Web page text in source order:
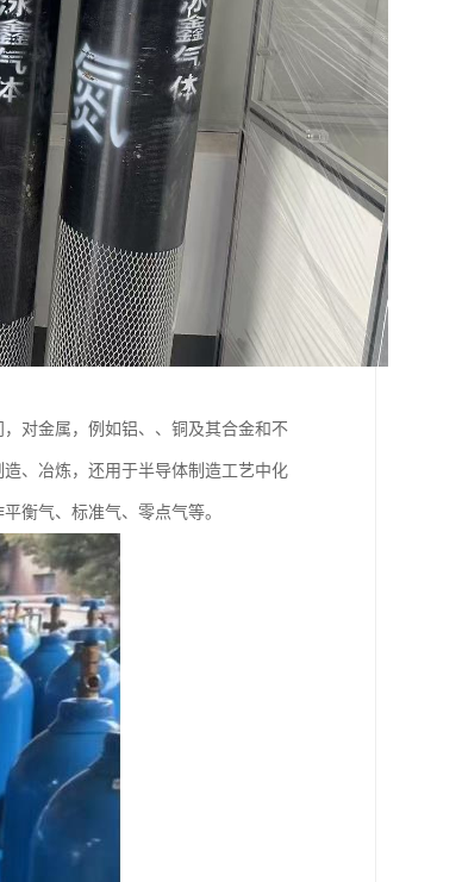
对金属，例如铝、、铜及其合金和不
、冶炼，还用于半导体制造工艺中化
衡气、标准气、零点气等。